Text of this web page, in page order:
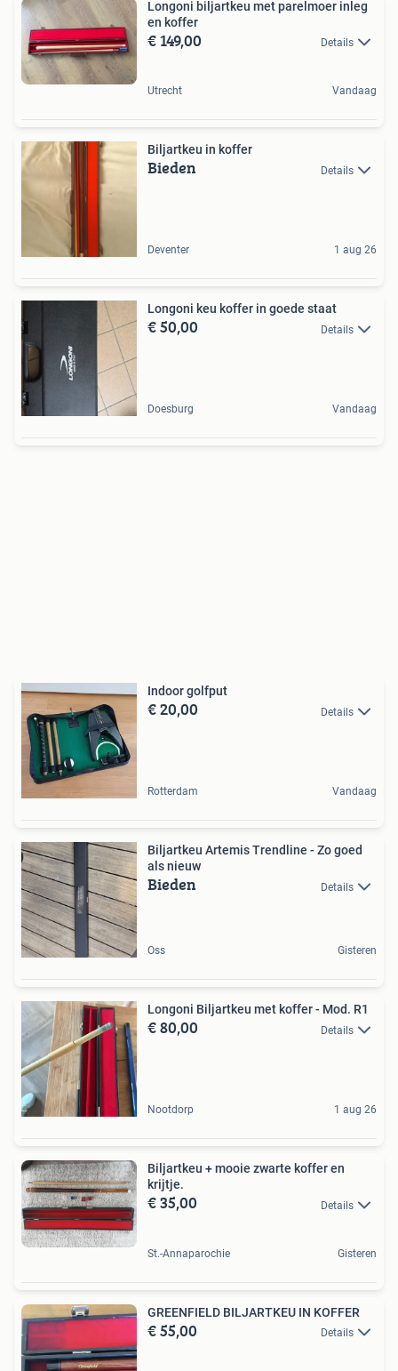
Longoni biljartkeu met parelmoer inleg
en koffer
€ 149,00 Details
Utrecht Vandaag
Biljartkeu in koffer
Bieden Details
Deventer 1 aug 26
Longoni keu koffer in goede staat
€ 50,00 Details
Doesburg Vandaag
Indoor golfput
€ 20,00 Details
Rotterdam Vandaag
Biljartkeu Artemis Trendline - Zo goed
als nieuw
Bieden Details
Oss Gisteren
Longoni Biljartkeu met koffer - Mod. R1
€ 80,00 Details
Nootdorp 1 aug 26
Biljartkeu + mooie zwarte koffer en
krijtje.
€ 35,00 Details
St.-Annaparochie Gisteren
GREENFIELD BILJARTKEU IN KOFFER
€ 55,00 Details